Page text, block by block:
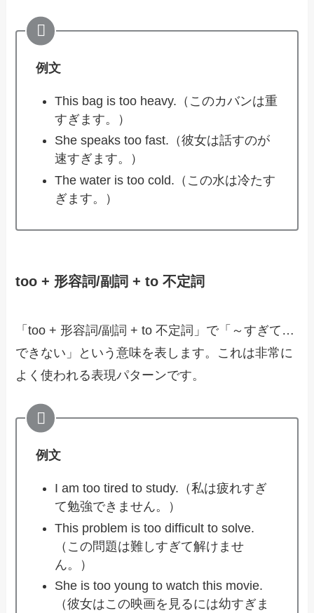
例文
This bag is too heavy.（このカバンは重
すぎます。）
She speaks too fast.（彼女は話すのが
速すぎます。）
The water is too cold.（この水は冷たす
ぎます。）
too + 形容詞/副詞 + to 不定詞
「too + 形容詞/副詞 + to 不定詞」で「～すぎて…
できない」という意味を表します。これは非常に
よく使われる表現パターンです。
例文
I am too tired to study.（私は疲れすぎ
て勉強できません。）
This problem is too difficult to solve.
（この問題は難しすぎて解けませ
ん。）
She is too young to watch this movie.
（彼女はこの映画を見るには幼すぎま